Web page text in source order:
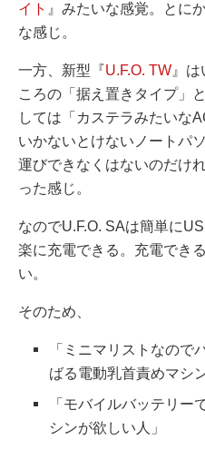
イト 』みたいな感覚。とに
な感じ。
一方、新型『 U.F.O. TW』は
ころの「据え置きタイプ」
しては「カステラみたいな
いかないとけないノートパ
運びできなくはないのだけ
った感じ。
なのでU.F.O. SAは簡単に
楽に充電できる。充電でき
い。
そのため、
「ミニマリストなので
ばる電動乳首責めマシ
「モバイルバッテリー
シンが欲しい人」